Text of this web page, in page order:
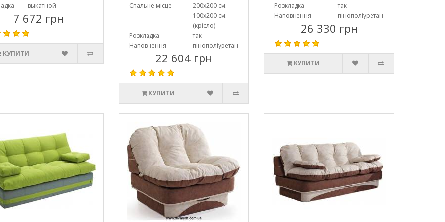
выкатной
7 672 грн
КУПИТИ
Спальне місце
200х200 см.
100х200 см.
(крісло)
Розкладка
так
Наповнення
пінополіуретан
22 604 грн
КУПИТИ
Розкладка
так
Наповнення
пінополіуретан
26 330 грн
КУПИТИ